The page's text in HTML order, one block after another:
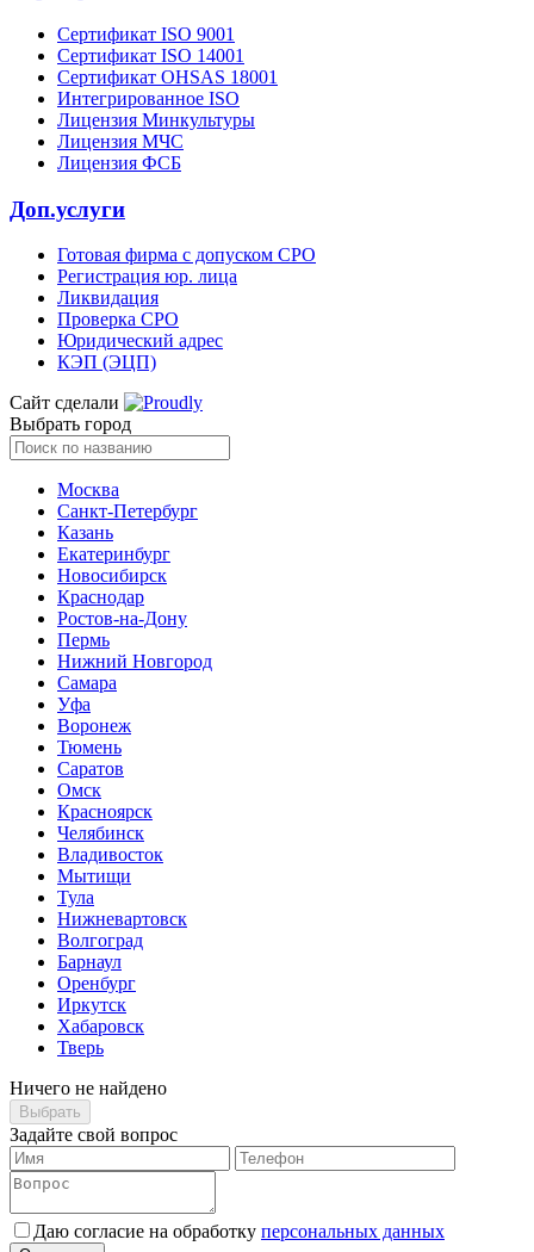
Сертификат ISO 9001
Сертификат ISO 14001
Сертификат OHSAS 18001
Интегрированное ISO
Лицензия Минкультуры
Лицензия МЧС
Лицензия ФСБ
Доп.услуги
Готовая фирма с допуском СРО
Регистрация юр. лица
Ликвидация
Проверка СРО
Юридический адрес
КЭП (ЭЦП)
Сайт сделали
Выбрать город
Москва
Санкт-Петербург
Казань
Екатеринбург
Новосибирск
Краснодар
Ростов-на-Дону
Пермь
Нижний Новгород
Самара
Уфа
Воронеж
Тюмень
Саратов
Омск
Красноярск
Челябинск
Владивосток
Мытищи
Тула
Нижневартовск
Волгоград
Барнаул
Оренбург
Иркутск
Хабаровск
Тверь
Ничего не найдено
Выбрать
Задайте свой вопрос
Даю согласие на обработку персональных данных